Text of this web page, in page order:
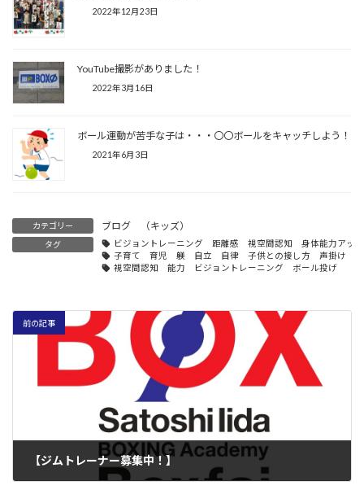
2022年12月23日
YouTube撮影がありました！
2022年3月16日
ボール運動が苦手な子は・・・〇〇ボールをキャッチしよう！
2021年6月3日
カテゴリー ブログ （キッズ）
タグ
ビジョントレーニング 距離感 視空間認知 身体能力アッ
子育て 育児 躾 自立 自律 子供との接し方 声掛け 教
視空間認知 能力 ビジョントレーニング ボール投げ
前の記事
【ジムトレーナー募集中！】